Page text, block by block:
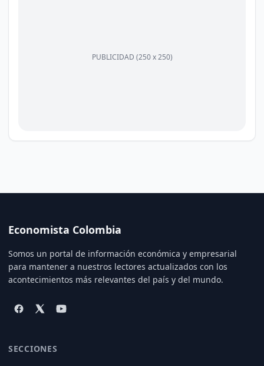
PUBLICIDAD (250 x 250)
Economista Colombia
Somos un portal de información económica y empresarial
para mantener a nuestros lectores actualizados con los
acontecimientos más relevantes del país y del mundo.
SECCIONES